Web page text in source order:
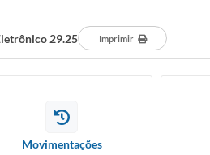
29.25 Imprimir
Movimentações